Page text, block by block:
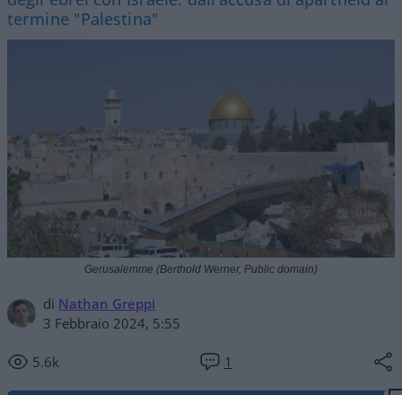
termine "Palestina"
di Nathan Greppi
3 Febbraio 2024, 5:55
5.6k 1
Gerusalemme (Berthold Werner, Public domain)